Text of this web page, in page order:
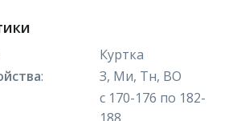
Куртка
:
З, Ми, Тн, ВО
с 170-176 по 182-